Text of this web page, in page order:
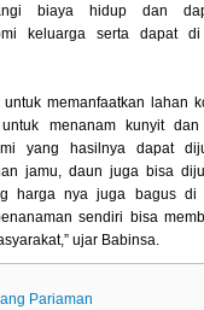
biaya hidup dan
keluarga serta dapat
memanfaatkan lahan
menanam kunyit
yang hasilnya dapat
jamu, daun juga bisa
harga nya juga bagus di
sendiri bisa
ujar Babinsa.
Pariaman